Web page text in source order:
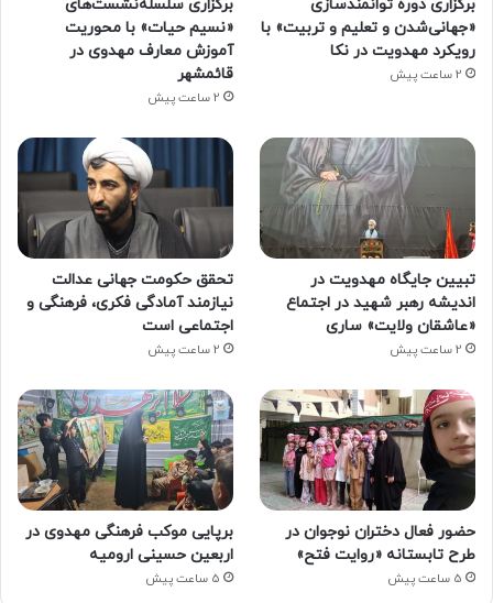
برگزاری دوره توانمندسازی
«جهانی‌شدن و تعلیم و تربیت» با
رویکرد مهدویت در نکا
2 ساعت پیش
برگزاری سلسله‌نشست‌های
«نسیم حیات» با محوریت
آموزش معارف مهدوی در
قائمشهر
2 ساعت پیش
تبیین جایگاه مهدویت در
اندیشه رهبر شهید در اجتماع
«عاشقان ولایت» ساری
2 ساعت پیش
تحقق حکومت جهانی عدالت
نیازمند آمادگی فکری، فرهنگی و
اجتماعی است
2 ساعت پیش
حضور فعال دختران نوجوان در
طرح تابستانه «روایت فتح»
5 ساعت پیش
برپایی موکب فرهنگی مهدوی در
اربعین حسینی ارومیه
5 ساعت پیش